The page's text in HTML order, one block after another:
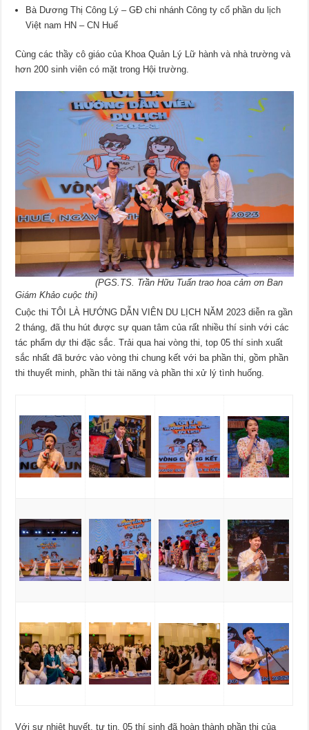
Bà Dương Thị Công Lý – GĐ chi nhánh Công ty cổ phần du lịch
Việt nam HN – CN Huế
Cùng các thầy cô giáo của Khoa Quản Lý Lữ hành và nhà trường và
hơn 200 sinh viên có mặt trong Hội trường.
(PGS.TS. Trần Hữu Tuấn trao hoa cảm ơn Ban
Giám Khảo cuộc thi)
Cuộc thi TÔI LÀ HƯỚNG DẪN VIÊN DU LỊCH NĂM 2023 diễn ra gần
2 tháng, đã thu hút được sự quan tâm của rất nhiều thí sinh với các
tác phẩm dự thi đặc sắc. Trải qua hai vòng thi, top 05 thí sinh xuất
sắc nhất đã bước vào vòng thi chung kết với ba phần thi, gồm phần
thi thuyết minh, phần thi tài năng và phần thi xử lý tình huống.
Với sự nhiệt huyết, tự tin, 05 thí sinh đã hoàn thành phần thi của